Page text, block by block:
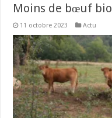
Moins de bœuf bio
11 octobre 2023 Actu